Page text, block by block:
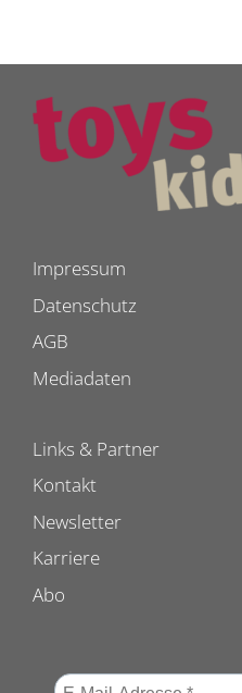
Impressum
Datenschutz
AGB
Mediadaten
Links & Partner
Kontakt
Newsletter
Karriere
Abo